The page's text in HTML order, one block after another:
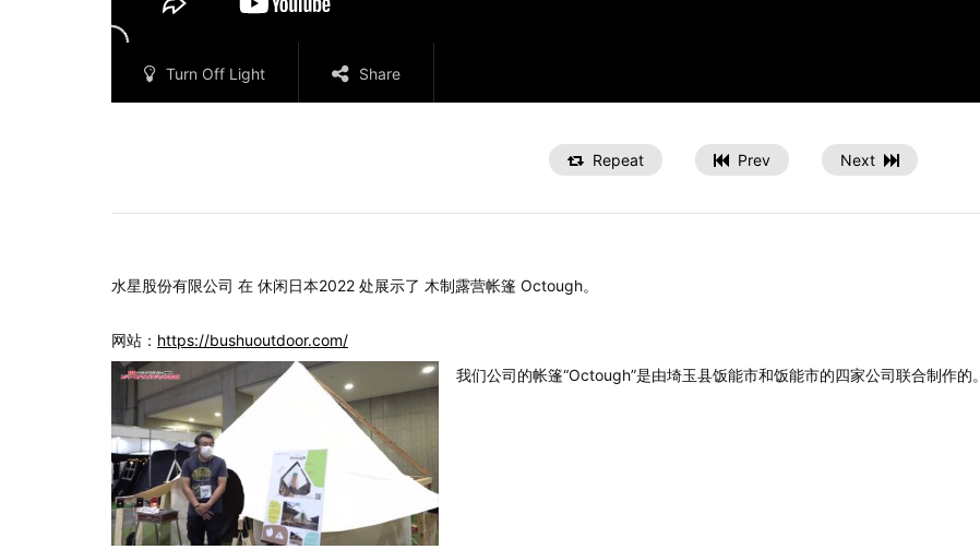
Turn Off Light Share
Repeat Prev Next
水星股份有限公司 在 休闲日本2022 处展示了 木制露营帐篷 Octough。
网站： https://bushuoutdoor.com/
我们公司的帐篷“Octough”是由埼玉县饭能市和饭能市的四家公司联合制作的。